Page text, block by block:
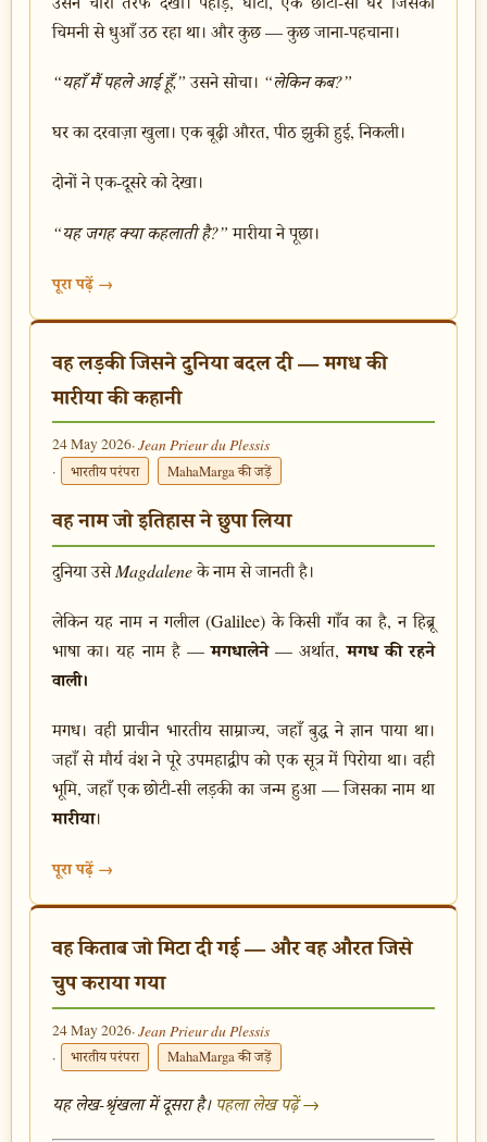
चिमनी से धुआँ उठ रहा था। और कुछ — कुछ जाना-पहचाना।
“यहाँ मैं पहले आई हूँ,”उसने सोचा। “लेकिन कब?”
घर का दरवाज़ा खुला। एक बूढ़ी औरत, पीठ झुकी हुई, निकली।
दोनों ने एक-दूसरे को देखा।
“यह जगह क्या कहलाती है?”मारीया ने पूछा।
पूरा पढ़ें →
वह लड़की जिसने दुनिया बदल दी — मगध की
मारीया की कहानी
24 May 2026· Jean Prieur du Plessis
· भारतीय परंपरा MahaMarga की जड़ें
वह नाम जो इतिहास ने छुपा लिया
दुनिया उसेMagdaleneके नाम से जानती है।
लेकिन यह नाम न गलील (Galilee) के किसी गाँव का है, न हिब्रू
भाषा का। यह नाम है —मगधालेने— अर्थात,मगध की रहने
वाली।
मगध। वही प्राचीन भारतीय साम्राज्य, जहाँ बुद्ध ने ज्ञान पाया था।
जहाँ से मौर्य वंश ने पूरे उपमहाद्वीप को एक सूत्र में पिरोया था। वही
भूमि, जहाँ एक छोटी-सी लड़की का जन्म हुआ — जिसका नाम था
मारीया।
पूरा पढ़ें →
वह किताब जो मिटा दी गई — और वह औरत जिसे
चुप कराया गया
24 May 2026· Jean Prieur du Plessis
· भारतीय परंपरा MahaMarga की जड़ें
यह लेख-श्रृंखला में दूसरा है। पहला लेख पढ़ें →